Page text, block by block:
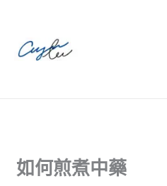
​如何煎煮中藥